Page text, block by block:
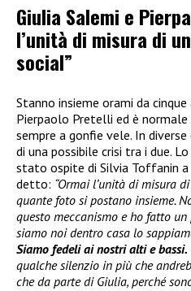
Giulia Salemi e
l’unità di misura di
social”
Stanno insieme orami da cinque
Pierpaolo Pretelli ed è normale
sempre a gonfie vele. In
di una possibile crisi tra i due.
stato ospite di Silvia Toffanin a
detto: “Ormai l’unità di misura
quante foto si postano insieme.
questo meccanismo e ho fatto
siamo noi dentro casa lo
Siamo fedeli ai nostri alti e bassi.
qualche silenzio in più che
che da parte di Giulia, perché